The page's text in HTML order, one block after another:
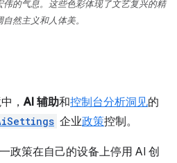
的气息。这些色彩体现了文艺复兴的精
然主义和人体美。
，AI 辅助和控制台分析洞见的
企业政策控制。
政策在自己的设备上停用 AI 创